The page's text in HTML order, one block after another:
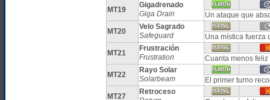
MT19
Gigadrenado
Giga Drain
Un ataque que
MT20
Velo Sagrado
Safeguard
Una mística fuerza
MT21
Frustración
Frustration
Cuanta menos
MT22
Rayo Solar
Solarbeam
El primer turno
MT27
Retroceso